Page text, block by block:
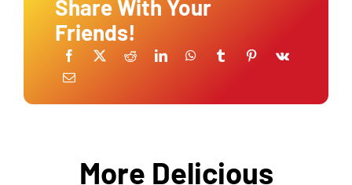
Share With Your
Friends!
More Delicious